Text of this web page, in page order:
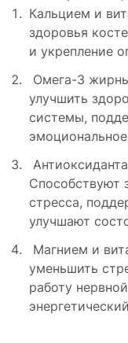
Кальцием и
здоровья
и укрепление
Омега-3
улучшить
системы,
Способствуют
стресса,
улучшают
Магнием и
уменьшить
работу